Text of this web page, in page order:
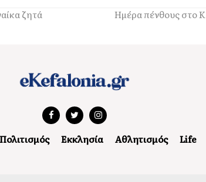
ζητά
Ημέρα πένθους στο
Πολιτισμός Εκκλησία Αθλητισμός Life